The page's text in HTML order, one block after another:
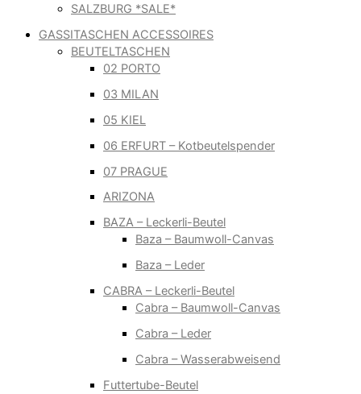
SALZBURG *SALE*
GASSITASCHEN ACCESSOIRES
BEUTELTASCHEN
02 PORTO
03 MILAN
05 KIEL
06 ERFURT – Kotbeutelspender
07 PRAGUE
ARIZONA
BAZA – Leckerli-Beutel
Baza – Baumwoll-Canvas
Baza – Leder
CABRA – Leckerli-Beutel
Cabra – Baumwoll-Canvas
Cabra – Leder
Cabra – Wasserabweisend
Futtertube-Beutel